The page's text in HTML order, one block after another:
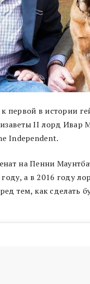
первой в истории
II лорд Ивар
Independent.
на Пенни
а в 2016 году
тем, как сделать